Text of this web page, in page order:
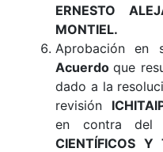
ERNESTO
MONTIEL.
Aprobación en
Acuerdoque
dado a la
revisión
en contra del
CIENTÍFICOS Y